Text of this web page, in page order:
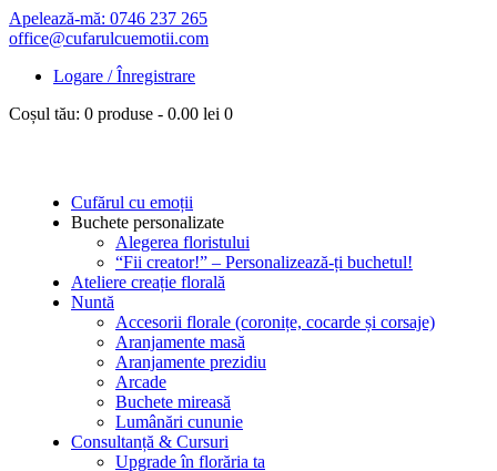
Apelează-mă: 0746 237 265
office@cufarulcuemotii.com
Logare / Înregistrare
Coșul tău: 0 produse - 0.00 lei 0
Cufărul cu emoții
Buchete personalizate
Alegerea floristului
“Fii creator!” – Personalizează-ți buchetul!
Ateliere creație florală
Nuntă
Accesorii florale (coronițe, cocarde și corsaje)
Aranjamente masă
Aranjamente prezidiu
Arcade
Buchete mireasă
Lumânări cununie
Consultanță & Cursuri
Upgrade în florăria ta